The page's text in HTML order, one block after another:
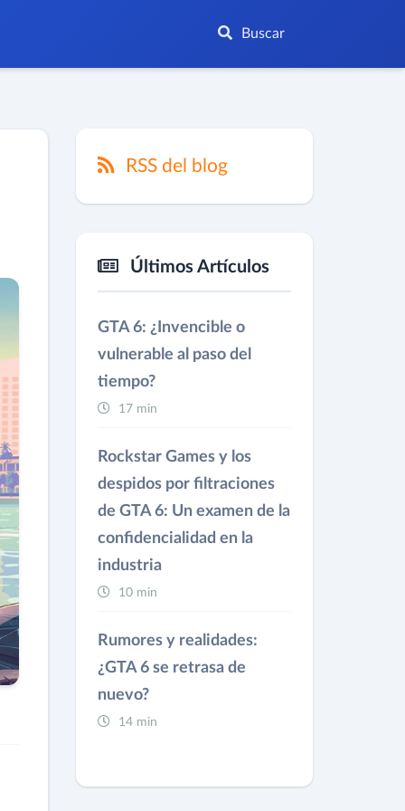
Buscar
RSS del blog
Últimos Artículos
GTA 6: ¿Invencible o
vulnerable al paso del
tiempo?
17 min
Rockstar Games y los
despidos por filtraciones
de GTA 6: Un examen de la
confidencialidad en la
industria
10 min
Rumores y realidades:
¿GTA 6 se retrasa de
nuevo?
14 min